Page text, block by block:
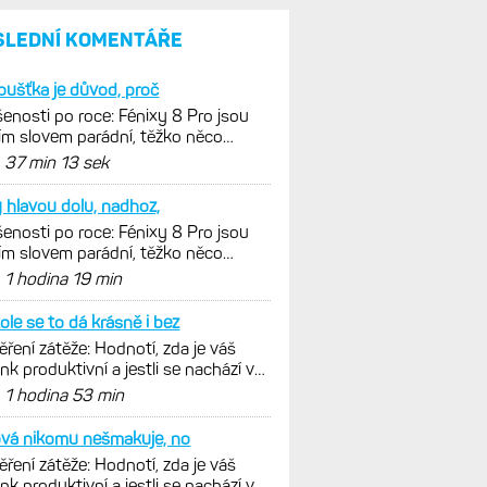
KOMENTÁŘE
je důvod, proč
po roce: Fénixy 8 Pro jsou
slovem parádní, těžko něco
Ale ta nositelnost
37 min 13 sek
hlavou dolu, nadhoz,
po roce: Fénixy 8 Pro jsou
slovem parádní, těžko něco
Ale ta nositelnost
1 hodina 19 min
se to dá krásně i bez
zátěže: Hodnotí, zda je váš
produktivní a jestli se nachází v
oblastech
1 hodina 53 min
nikomu nešmakuje, no
zátěže: Hodnotí, zda je váš